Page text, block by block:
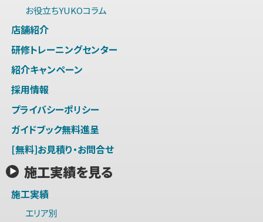
お役立ちYUKOコラム
店舗紹介
研修トレーニングセンター
紹介キャンペーン
採用情報
プライバシーポリシー
ガイドブック無料進呈
[無料]お見積り・お問合せ
施工実績を見る
施工実績
エリア別